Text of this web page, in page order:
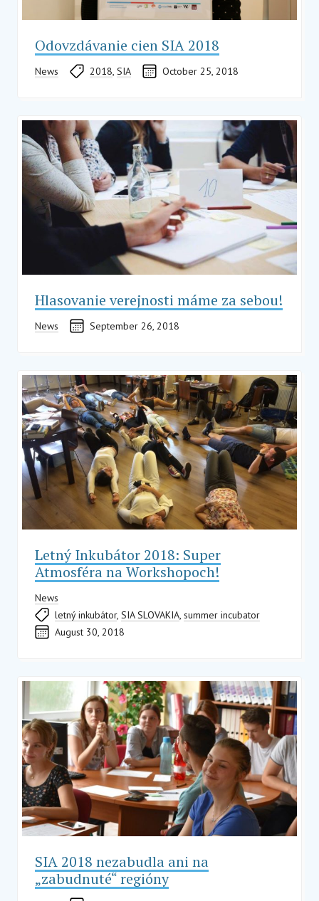
Odovzdávanie cien SIA 2018
News 2018, SIA October 25, 2018
Hlasovanie verejnosti máme za sebou!
News September 26, 2018
Letný Inkubátor 2018: Super
Atmosféra na Workshopoch!
News
letný inkubátor, SIA SLOVAKIA, summer incubator
August 30, 2018
SIA 2018 nezabudla ani na
„zabudnuté“ regióny